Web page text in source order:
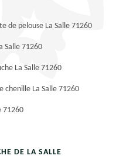
de pelouse La Salle 71260
Salle 71260
La Salle 71260
La Salle 71260
71260
DE LA SALLE